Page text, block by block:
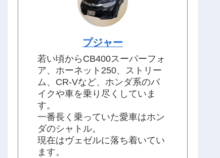
プジャー
若い頃からCB400スーパーフォ
ア、ホーネット250、ストリー
ム、CR-Vなど、ホンダ系のバ
イクや車を乗り尽くしていま
す。
一番長く乗っていた愛車はホン
ダのシャトル。
現在はヴェゼルに落ち着いてい
ます。